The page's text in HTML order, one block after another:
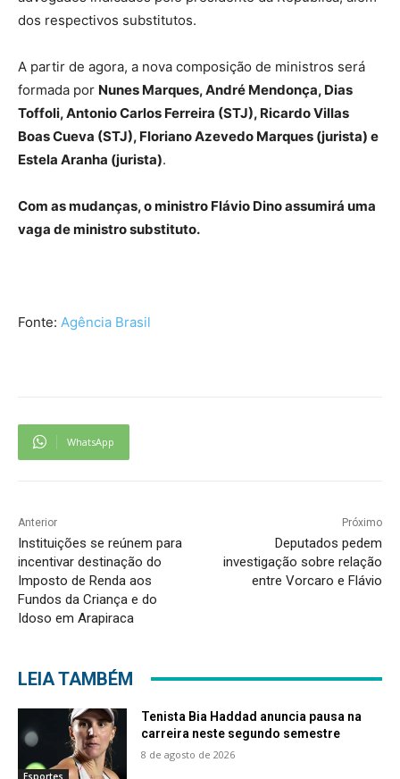
dos respectivos substitutos.
A partir de agora, a nova composição de ministros será
formada por Nunes Marques, André Mendonça, Dias
Toffoli, Antonio Carlos Ferreira (STJ), Ricardo Villas
Boas Cueva (STJ), Floriano Azevedo Marques (jurista) e
Estela Aranha (jurista).
Com as mudanças, o ministro Flávio Dino assumirá uma
vaga de ministro substituto.
Fonte: Agência Brasil
WhatsApp
Anterior
Instituições se reúnem para
incentivar destinação do
Imposto de Renda aos
Fundos da Criança e do
Idoso em Arapiraca
Próximo
Deputados pedem
investigação sobre relação
entre Vorcaro e Flávio
LEIA TAMBÉM
Tenista Bia Haddad anuncia pausa na
carreira neste segundo semestre
8 de agosto de 2026